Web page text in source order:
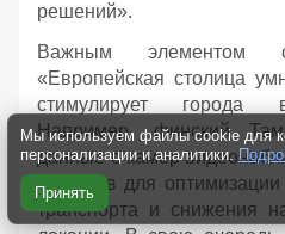
решений».
Важным элементом
«Европейская столица
стимулирует города
Например, финский
данные с камер
датчиков для
транспорта и снижения
Мы используем файлы cookie для
персонализации и аналитики.
Принять